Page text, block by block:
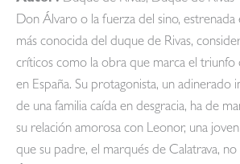
Don Álvaro o la fuerza del sino,
más conocida del duque de Rivas,
críticos como la obra que marca el triunfo
en España. Su protagonista, un adinerado
de una familia caída en desgracia, ha de
su relación amorosa con Leonor, una
que su padre, el marqués de Calatrava,